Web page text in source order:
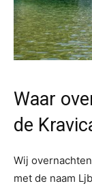
Waar
de
Wij
met de naam